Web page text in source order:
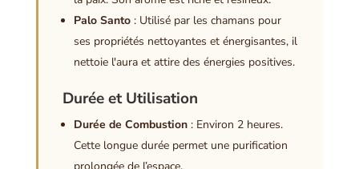
Palo Santo: Utilisé par les chamans pour
ses propriétés nettoyantes et énergisantes, il
nettoie l'aura et attire des énergies positives.
Durée et Utilisation
Durée de Combustion: Environ 2 heures.
Cette longue durée permet une purification